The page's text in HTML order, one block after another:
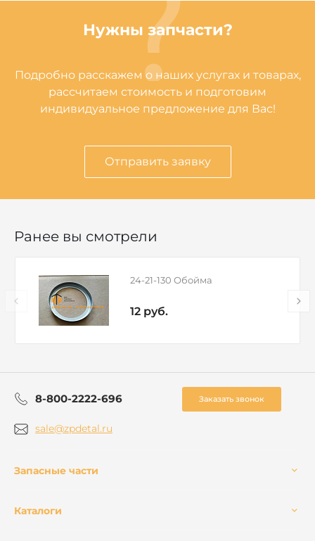
Нужны запчасти?
Подробно расскажем о наших услугах и товарах,
рассчитаем стоимость и подготовим
индивидуальное предложение для Вас!
Отправить заявку
Ранее вы смотрели
24-21-130 Обойма
12 руб.
8-800-2222-696 Заказать звонок
sale@zpdetal.ru
Запасные части
Каталоги